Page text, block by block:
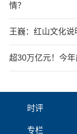
情？
王巍：红山文化
超30万亿元！今
时评
专栏